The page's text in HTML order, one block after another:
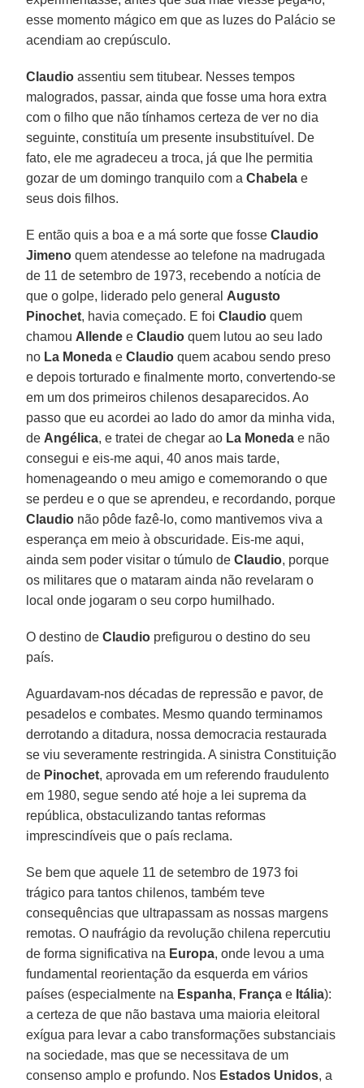
esse momento mágico em que as luzes do Palácio se
acendiam ao crepúsculo.
Claudio assentiu sem titubear. Nesses tempos
malogrados, passar, ainda que fosse uma hora extra
com o filho que não tínhamos certeza de ver no dia
seguinte, constituía um presente insubstituível. De
fato, ele me agradeceu a troca, já que lhe permitia
gozar de um domingo tranquilo com aChabela e
seus dois filhos.
E então quis a boa e a má sorte que fosseClaudio
Jimeno quem atendesse ao telefone na madrugada
de 11 de setembro de 1973, recebendo a notícia de
que o golpe, liderado pelo general Augusto
Pinochet, havia começado. E foiClaudio quem
chamou Allende eClaudio quem lutou ao seu lado
no La Moneda eClaudio quem acabou sendo preso
e depois torturado e finalmente morto, convertendo-se
em um dos primeiros chilenos desaparecidos. Ao
passo que eu acordei ao lado do amor da minha vida,
de Angélica, e tratei de chegar ao La Moneda e não
consegui e eis-me aqui, 40 anos mais tarde,
homenageando o meu amigo e comemorando o que
se perdeu e o que se aprendeu, e recordando, porque
Claudio não pôde fazê-lo, como mantivemos viva a
esperança em meio à obscuridade. Eis-me aqui,
ainda sem poder visitar o túmulo deClaudio, porque
os militares que o mataram ainda não revelaram o
local onde jogaram o seu corpo humilhado.
O destino deClaudio prefigurou o destino do seu
país.
Aguardavam-nos décadas de repressão e pavor, de
pesadelos e combates. Mesmo quando terminamos
derrotando a ditadura, nossa democracia restaurada
se viu severamente restringida. A sinistra Constituição
de Pinochet, aprovada em um referendo fraudulento
em 1980, segue sendo até hoje a lei suprema da
república, obstaculizando tantas reformas
imprescindíveis que o país reclama.
Se bem que aquele 11 de setembro de 1973 foi
trágico para tantos chilenos, também teve
consequências que ultrapassam as nossas margens
remotas. O naufrágio da revolução chilena repercutiu
de forma significativa na Europa, onde levou a uma
fundamental reorientação da esquerda em vários
países (especialmente na Espanha, França e Itália):
a certeza de que não bastava uma maioria eleitoral
exígua para levar a cabo transformações substanciais
na sociedade, mas que se necessitava de um
consenso amplo e profundo. Nos Estados Unidos, a